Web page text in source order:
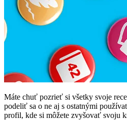
Máte chuť pozrieť si všetky svoje
podeliť sa o ne aj s ostatnými
profil, kde si môžete zvyšovať svoju